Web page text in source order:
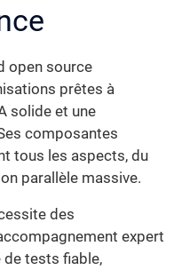
open source
prêtes à
solide et une
composantes
tous les aspects, du
parallèle massive.
des
expert
tests fiable,